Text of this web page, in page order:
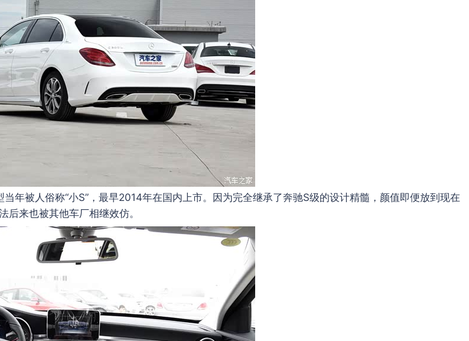
被人俗称“小S”，最早2014年在国内上市。因为完全继承了奔驰S级的设计精髓，颜值即便放到现在
来也被其他车厂相继效仿。